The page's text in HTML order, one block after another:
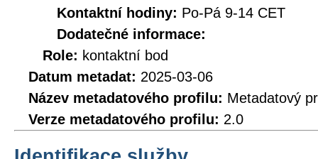
Kontaktní hodiny: Po-Pá 9-14 CET
Dodatečné informace:
Role: kontaktní bod
Datum metadat: 2025-03-06
Název metadatového profilu: Metadatový
Verze metadatového profilu: 2.0